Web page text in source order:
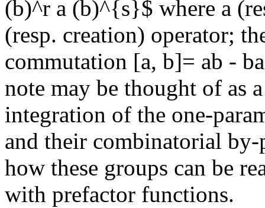
(b)^r a (b)^{s}$ where a
(resp. creation) operator;
commutation [a, b]= ab -
note may be thought of as
integration of the one-
and their combinatorial
how these groups can be
with prefactor functions.